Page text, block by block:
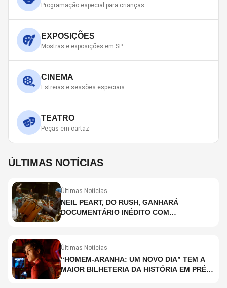
Programação especial para crianças
EXPOSIÇÕES
Mostras e exposições em SP
CINEMA
Estreias e sessões especiais
TEATRO
Peças em cartaz
ÚLTIMAS NOTÍCIAS
Últimas Notícias
NEIL PEART, DO RUSH, GANHARÁ
DOCUMENTÁRIO INÉDITO COM
Últimas Notícias
“HOMEM-ARANHA: UM NOVO DIA” TEM A
MAIOR BILHETERIA DA HISTÓRIA EM PRÉ-